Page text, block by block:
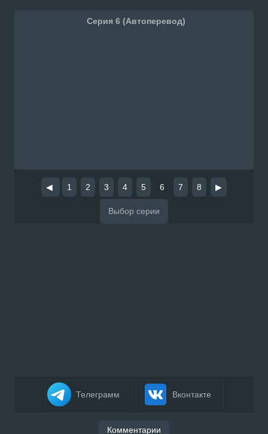
Серия 6 (Автоперевод)
◀ 1 2 3 4 5 6 7 8 ▶
Телеграмм Вконтакте
Комментарии